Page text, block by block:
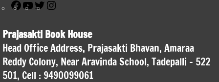
Facebook
YouTubeTwitter
Prajasakti Book House
Head Office Address, Prajasakti Bhavan, Amaraa
Reddy Colony, Near Aravinda School, Tadepalli – 522
501, Cell : 9490099061